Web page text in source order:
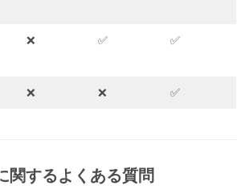
❌ ✅ ✅
❌ ❌ ✅
関するよくある質問